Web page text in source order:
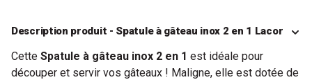
Description produit - Spatule à gâteau inox 2 en 1 Lacor
Cette Spatule à gâteau inox 2 en 1 est idéale pour
découper et servir vos gâteaux ! Maligne, elle est dotée de